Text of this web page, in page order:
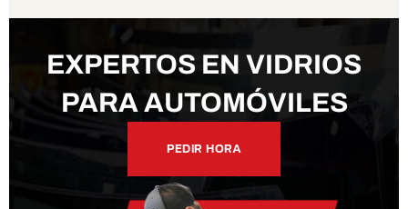
EXPERTOS EN VIDRIOS
PARA AUTOMÓVILES
PEDIR HORA